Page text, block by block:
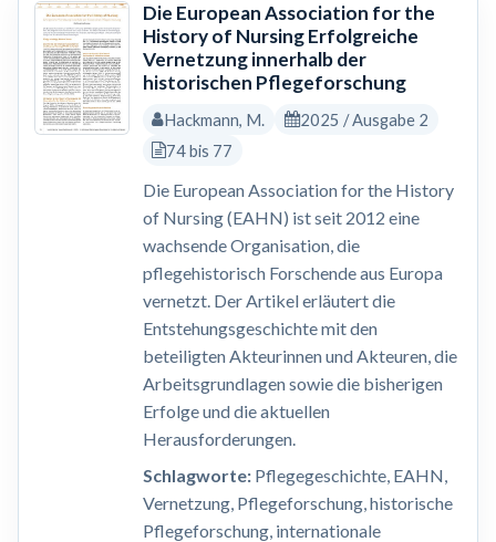
Die European Association for the
History of Nursing Erfolgreiche
Vernetzung innerhalb der
historischen Pflegeforschung
Hackmann, M.
2025 / Ausgabe 2
74 bis 77
Die European Association for the History
of Nursing (EAHN) ist seit 2012 eine
wachsende Organisation, die
pflegehistorisch Forschende aus Europa
vernetzt. Der Artikel erläutert die
Entstehungsgeschichte mit den
beteiligten Akteurinnen und Akteuren, die
Arbeitsgrundlagen sowie die bisherigen
Erfolge und die aktuellen
Herausforderungen.
Schlagworte:Pflegegeschichte, EAHN,
Vernetzung, Pflegeforschung, historische
Pflegeforschung, internationale